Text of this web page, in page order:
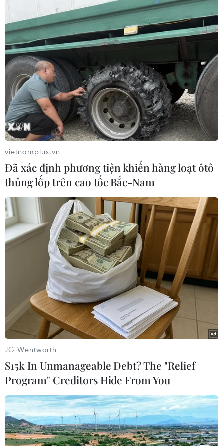
cho khoảng 80% dân số./.
(TTXVN/Vietnam+)
#tiêm vaccine #cách ly #COVID-19
#biên giới
#việc làm
#lao động
#biến thể mới Omicron
Malaysia
Singapore
Theo dõi VietnamPlus
TIN LIÊN QUAN
vietnamplus.vn
Đã xác định phương tiện khiến hàng loạt ôtô
thủng lốp trên cao tốc Bắc-Nam
JG Wentworth
$15k In Unmanageable Debt? The "Relief
Program" Creditors Hide From You